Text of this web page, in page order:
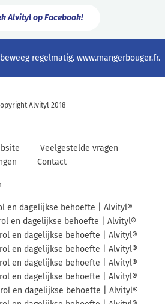
Alvityl op Facebook!
regelmatig. www.mangerbouger.fr.
Alvityl 2018
Veelgestelde vragen
Contact
en dagelijkse behoefte | Alvityl®
en dagelijkse behoefte | Alvityl®
en dagelijkse behoefte | Alvityl®
en dagelijkse behoefte | Alvityl®
en dagelijkse behoefte | Alvityl®
en dagelijkse behoefte | Alvityl®
en dagelijkse behoefte | Alvityl®